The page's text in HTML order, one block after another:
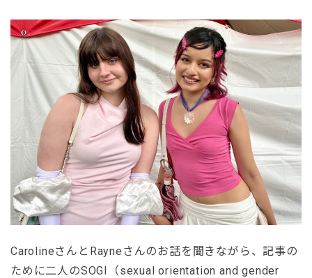
CarolineさんとRayneさんのお話を聞きながら、記事の
ために二人のSOGI（sexual orientation and gender